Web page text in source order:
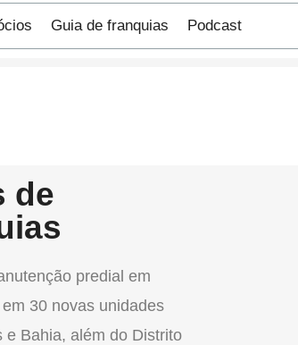
Guia de franquias Podcast
de
predial em
30 novas unidades
e Bahia, além do Distrito